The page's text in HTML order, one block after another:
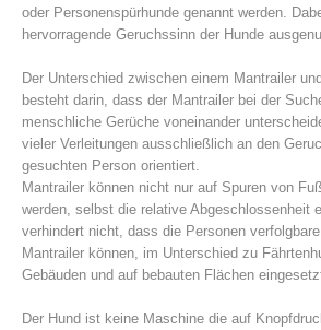
Alarmierung
oder Personenspürhunde genannt werden.
hervorragende Geruchssinn der Hunde
Der Unterschied zwischen einem Mantrailer
besteht darin, dass der Mantrailer bei der
menschliche Gerüche voneinander
vieler Verleitungen ausschließlich an den
gesuchten Person orientiert.
Mantrailer können nicht nur auf Spuren von
werden, selbst die relative Abgeschlossenheit
verhindert nicht, dass die Personen
Mantrailer können, im Unterschied zu
Gebäuden und auf bebauten Flächen
Der Hund ist keine Maschine die auf